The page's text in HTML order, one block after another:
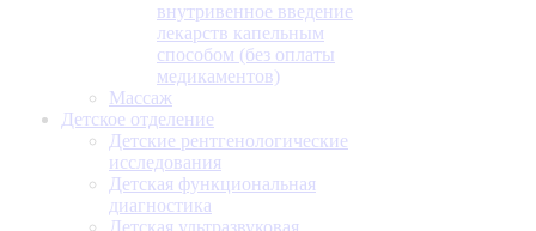
внутривенное введение
лекарств капельным
способом (без оплаты
медикаментов)
Массаж
Детское отделение
Детские рентгенологические
исследования
Детская функциональная
диагностика
Детская ультразвуковая